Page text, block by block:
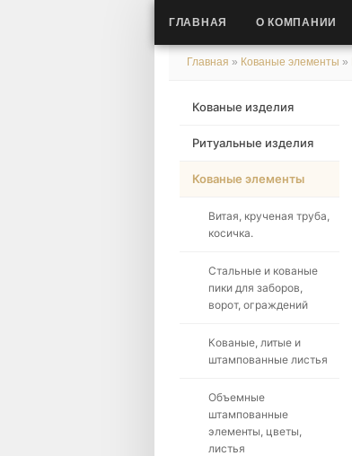
ГЛАВНАЯ О КОМПАНИИ
Главная » Кованые элементы »
Кованые изделия
Ритуальные изделия
Кованые элементы
Витая, крученая труба,
косичка.
Стальные и кованые
пики для заборов,
ворот, ограждений
Кованые, литые и
штампованные листья
Объемные
штампованные
элементы, цветы,
листья